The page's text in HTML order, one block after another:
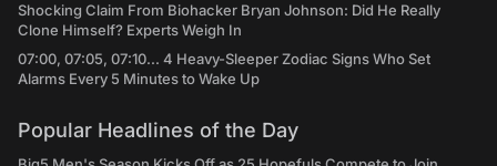
Shocking Claim From Biohacker Bryan Johnson: Did He Really
Clone Himself? Experts Weigh In
07:00, 07:05, 07:10... 4 Heavy-Sleeper Zodiac Signs Who Set
Alarms Every 5 Minutes to Wake Up
Popular Headlines of the Day